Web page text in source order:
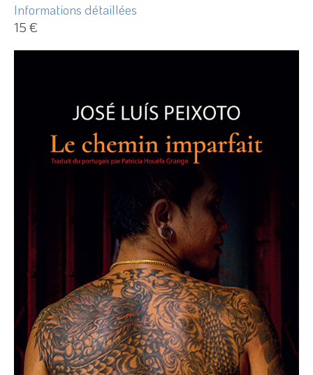
Informations détaillées
15 €